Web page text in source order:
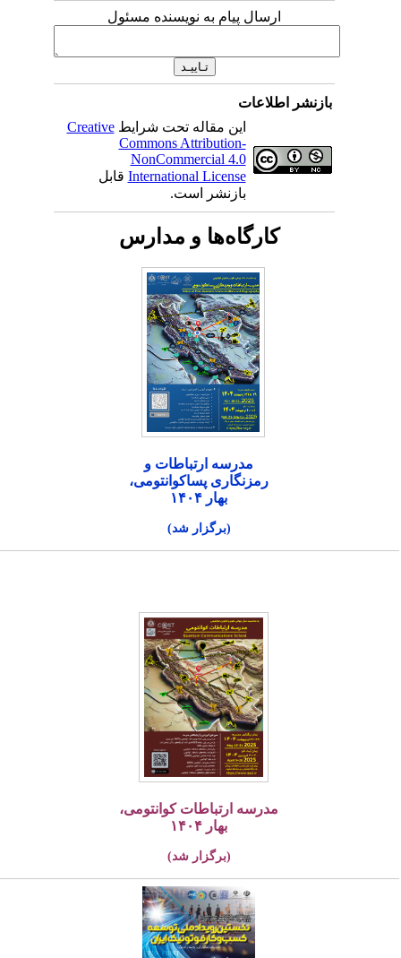
ارسال پیام به نویسنده مسئول
بازنشر اطلاعات
این مقاله تحت شرایطCreative
Commons Attribution-
NonCommercial 4.0
International Licenseقابل
بازنشر است.
کارگاه‌ها و مدارس
مدرسه ارتباطات و
رمزنگاری پساکوانتومی،
بهار ۱۴۰۴
(برگزار شد)
مدرسه ارتباطات کوانتومی،
بهار ۱۴۰۴
(برگزار شد)